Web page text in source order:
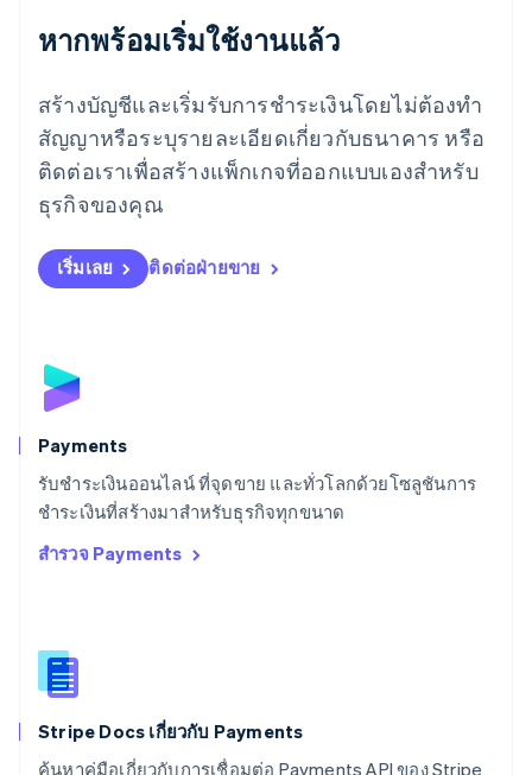
หากพร้อมเริ่มใช้งานแล้ว
สร้างบัญชีและเริ่มรับการชำระเงินโดยไม่ต้องทำ
สัญญาหรือระบุรายละเอียดเกี่ยวกับธนาคาร หรือ
ติดต่อเราเพื่อสร้างแพ็กเกจที่ออกแบบเองสำหรับ
ธุรกิจของคุณ
เริ่มเลย ติดต่อฝ่ายขาย
Payments
รับชำระเงินออนไลน์ ที่จุดขาย และทั่วโลกด้วยโซลูชันการ
ชำระเงินที่สร้างมาสำหรับธุรกิจทุกขนาด
สำรวจ Payments
Stripe Docs เกี่ยวกับ Payments
ค้นหาคู่มือเกี่ยวกับการเชื่อมต่อ Payments API ของ Stripe
ลักเซมเบิร์ก
Français Deutsch English
English
ลิกเตนสไตน์
DeutschEnglish
ลิทัวเนีย
English
สเปน
สโลวาเกีย
English
Deutsch
สวีเดน
สหรัฐอเมริกา
English Español简体中文
สหรัฐอาหรับเอมิเรตส์
สหราชอาณาจักร
สิงคโปร์
English
ออสเตรเลีย
English